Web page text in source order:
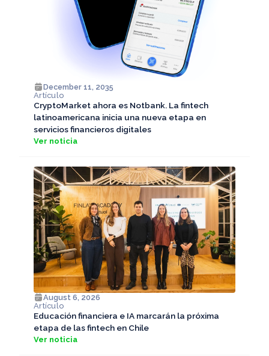
December 11, 2035
Artículo
CryptoMarket ahora es Notbank. La fintech
latinoamericana inicia una nueva etapa en
servicios financieros digitales
Ver noticia
August 6, 2026
Artículo
Educación financiera e IA marcarán la próxima
etapa de las fintech en Chile
Ver noticia